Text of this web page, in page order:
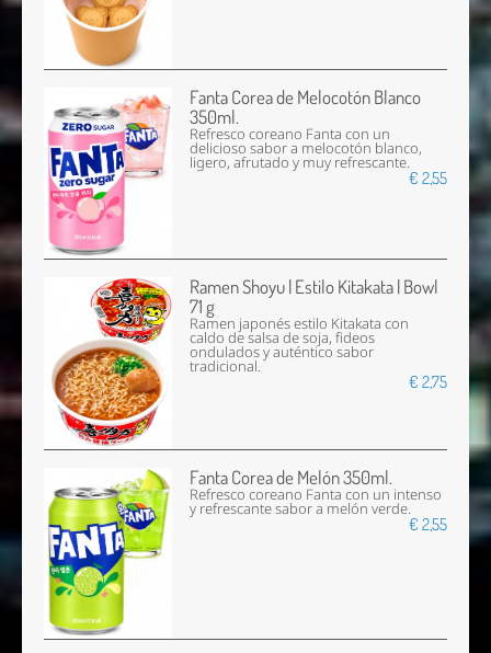
Fanta Corea de Melocotón Blanco
350ml.
Refresco coreano Fanta con un
delicioso sabor a melocotón blanco,
ligero, afrutado y muy refrescante.
€ 2,55
Ramen Shoyu | Estilo Kitakata | Bowl
71 g
Ramen japonés estilo Kitakata con
caldo de salsa de soja, fideos
ondulados y auténtico sabor
tradicional.
€ 2,75
Fanta Corea de Melón 350ml.
Refresco coreano Fanta con un intenso
y refrescante sabor a melón verde.
€ 2,55